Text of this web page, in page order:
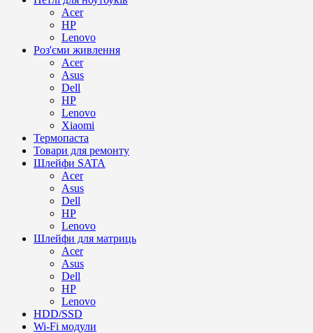
Acer
HP
Lenovo
Роз'єми живлення
Acer
Asus
Dell
HP
Lenovo
Xiaomi
Термопаста
Товари для ремонту
Шлейфи SATA
Acer
Asus
Dell
HP
Lenovo
Шлейфи для матриць
Acer
Asus
Dell
HP
Lenovo
HDD/SSD
Wi-Fi модули